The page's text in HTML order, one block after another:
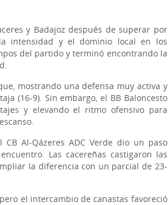
y Badajoz después de superar por
intensidad y el dominio local en los
del partido y terminó encontrando la
mostrando una defensa muy activa y
(16-9). Sin embargo, el BB Baloncesto
y elevando el ritmo ofensivo para
Al-Qázeres ADC Verde dio un paso
Las cacereñas castigaron las
la diferencia con un parcial de 23-
el intercambio de canastas favoreció